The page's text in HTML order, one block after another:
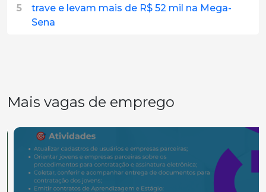
5
trave e levam mais de R$ 52 mil na Mega-
Sena
Mais vagas de emprego